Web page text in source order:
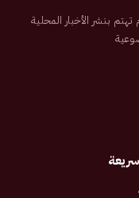
إلكترونية سعودية تم تأسيسها عام 2007م تهتم بنشر الأخبار المحلية